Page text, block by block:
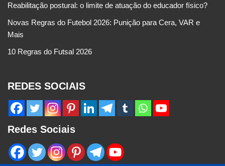
Reabilitação postural: o limite de atuação do educador físico?
Novas Regras do Futebol 2026: Punição para Cera, VAR e
Mais
10 Regras do Futsal 2026
REDES SOCIAIS
Redes Sociais